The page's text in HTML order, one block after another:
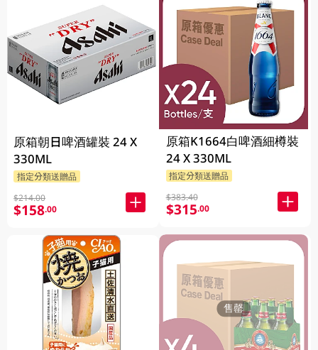
原箱朝日啤酒罐裝 24 X
330ML
指定分類送贈品
$214.00
$158.00
原箱K1664白啤酒細樽裝
24 X 330ML
指定分類送贈品
$383.40
$315.00
售罄